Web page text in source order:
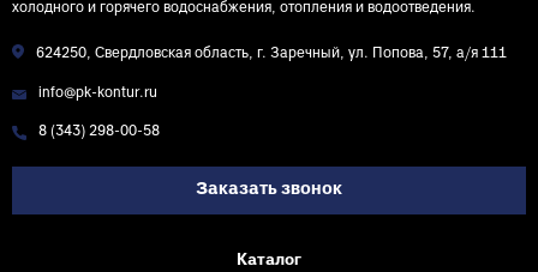
холодного и горячего водоснабжения, отопления и водоотведения.
624250, Свердловская область, г. Заречный, ул. Попова, 57, а/я 111
info@pk-kontur.ru
8 (343) 298-00-58
Заказать звонок
Каталог